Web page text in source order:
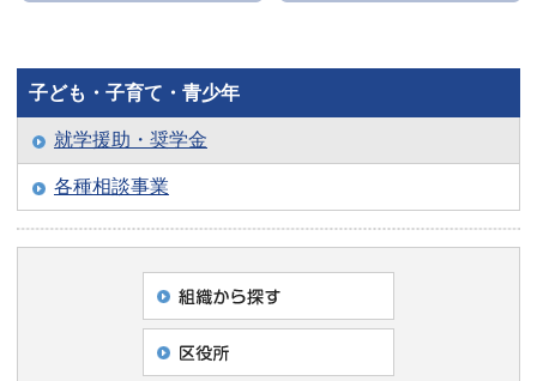
子ども・子育て・青少年
就学援助・奨学金
各種相談事業